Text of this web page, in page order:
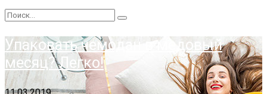
Упаковать чемодан в медовый
месяц? Легко!